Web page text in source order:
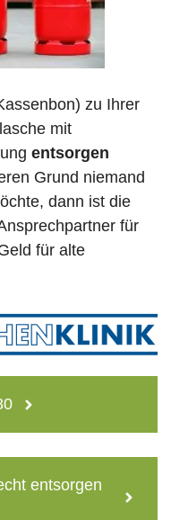
zu Ihrer
mit
entsorgen
Grund niemand
dann ist die
für
für alte
entsorgen